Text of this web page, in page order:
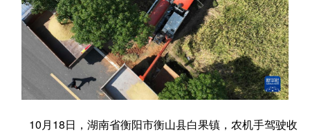
访谈 视频 图片 政务
法律 中央文件 金融 汽车
食品 人居 信息化 数字经济
学术中国 乡村振兴 银龄 溯源中国
城市 旅游 能源 会展
10月18日，湖南省衡阳市衡山县白果镇，农机手驾驶收